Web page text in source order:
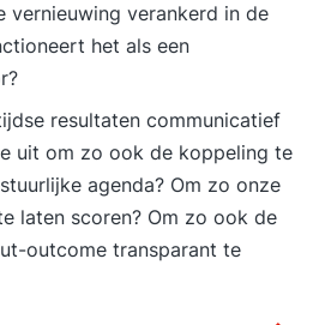
vernieuwing verankerd in de
het als een
resultaten communicatief
uit om zo ook de koppeling te
agenda? Om zo onze
laten scoren? Om zo ook de
outcome transparant te